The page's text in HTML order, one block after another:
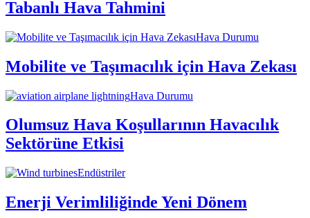
Tabanlı Hava Tahmini
Hava Durumu
Mobilite ve Taşımacılık için Hava Zekası
Hava Durumu
Olumsuz Hava Koşullarının Havacılık
Sektörüne Etkisi
Endüstriler
Enerji Verimliliğinde Yeni Dönem